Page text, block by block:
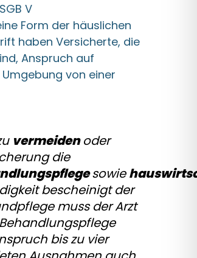
V
Form der häuslichen
haben Versicherte, die
Anspruch auf
von einer
vermeidenoder
die
sowie
bescheinigt der
muss der Arzt
bis zu vier